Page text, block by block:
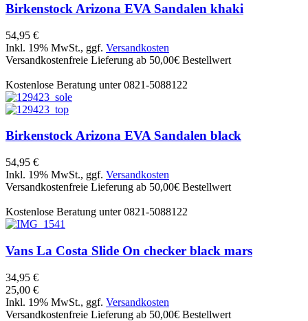
Birkenstock Arizona EVA Sandalen khaki
54,95 €
Inkl. 19% MwSt., ggf. Versandkosten
Versandkostenfreie Lieferung ab 50,00€ Bestellwert
Kostenlose Beratung unter 0821-5088122
BirkenstockArizona EVA Sandalen black
54,95 €
Inkl. 19% MwSt., ggf. Versandkosten
Versandkostenfreie Lieferung ab 50,00€ Bestellwert
Kostenlose Beratung unter 0821-5088122
Vans La Costa Slide On checker black mars
34,95 €
25,00 €
Inkl. 19% MwSt., ggf. Versandkosten
Versandkostenfreie Lieferung ab 50,00€ Bestellwert